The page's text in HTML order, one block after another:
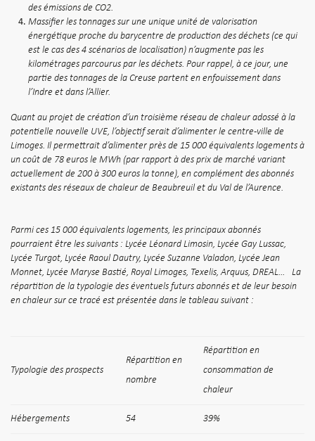
des émissions de CO2.
Massifier les tonnages sur une unique unité de valorisation
énergétique proche du barycentre de production des déchets (ce qui
est le cas des 4 scénarios de localisation) n’augmente pas les
kilométrages parcourus par les déchets. Pour rappel, à ce jour, une
partie des tonnages de la Creuse partent en enfouissement dans
l’Indre et dans l’Allier.
Quant au projet de création d’un troisième réseau de chaleur adossé à la
potentielle nouvelle UVE, l’objectif serait d’alimenter le centre-ville de
Limoges. Il permettrait d’alimenter près de 15 000 équivalents logements à
un coût de 78 euros le MWh (par rapport à des prix de marché variant
actuellement de 200 à 300 euros la tonne), en complément des abonnés
existants des réseaux de chaleur de Beaubreuil et du Val de l’Aurence.
Parmi ces 15 000 équivalents logements, les principaux abonnés
pourraient être les suivants : Lycée Léonard Limosin, Lycée Gay Lussac,
Lycée Turgot, Lycée Raoul Dautry, Lycée Suzanne Valadon, Lycée Jean
Monnet, Lycée Maryse Bastié, Royal Limoges, Texelis, Arquus, DREAL… La
répartition de la typologie des éventuels futurs abonnés et de leur besoin
en chaleur sur ce tracé est présentée dans le tableau suivant :
Typologie des prospects
Répartition en
nombre
Répartition en
consommation de
chaleur
Hébergements 54 39%